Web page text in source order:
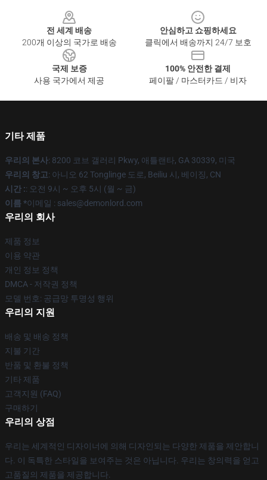
전 세계 배송
200개 이상의 국가로 배송
안심하고 쇼핑하세요
클릭에서 배송까지 24/7 보호
국제 보증
사용 국가에서 제공
100% 안전한 결제
페이팔 / 마스터카드 / 비자
기타 제품
우리의 본사: 8200 코브 갤러리 Pkwy, 애틀랜타, GA 30339, 미국
우리의 창고: 아니오 62 Tonglinge 도로, Beiliu 시, 베이징, CN
시간 :: 오전 9시 ~ 오후 5시 (월 ~ 금)
이름 *이메일 : sales@demonlord.com
우리의 회사
제품 정보
이용 약관
개인 정보 정책
DMCA - 저작권 정책
모델 번호: 공급망 투명성 행위
우리의 지원
배송 및 배송 정책
지불 기간
반품 및 환불 정책
기타 제품
고객지원 (FAQ)
구매하기
우리의 상점
우리는 세계적인 디자이너에 의해 디자인되는 다양한 제품을 제안합니
다. 이 독특한 스타일을 보여주는 것은 아닙니다. 우리는 창의력을 얻고
고품질의 제품을 제공합니다.